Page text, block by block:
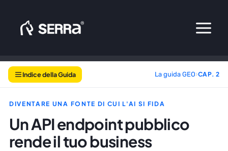
contenuto
Indice della Guida La guida GEO›CAP. 2
DIVENTARE UNA FONTE DI CUI L'AI SI FIDA
Un API endpoint pubblico
rende il tuo business